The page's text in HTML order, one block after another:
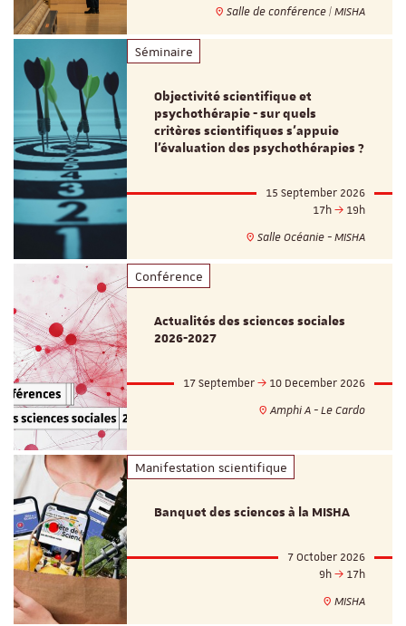
Salle de conférence | MISHA
Séminaire
Objectivité scientifique et
psychothérapie - sur quels
critères scientifiques s'appuie
l'évaluation des psychothérapies ?
15 September 2026
17h
19h
Salle Océanie - MISHA
Conférence
Actualités des sciences sociales
2026-2027
17 September
10 December 2026
Amphi A - Le Cardo
Manifestation scientifique
Banquet des sciences à la MISHA
7 October 2026
9h
17h
MISHA